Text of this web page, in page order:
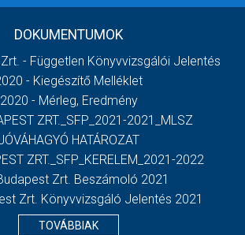
DOKUMENTUMOK
- Független Könyvvizsgálói Jelentés
- Kiegészítő Melléklet
2020 - Mérleg, Eredmény
ZRT._SFP_2021-2021_MLSZ
HATÁROZAT
ZRT._SFP_KERELEM_2021-2022
Zrt. Beszámoló 2021
Zrt. Könyvvizsgáló Jelentés 2021
TOVÁBBIAK